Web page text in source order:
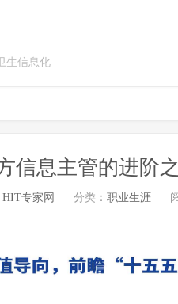
生信息化
信息主管的进阶
HIT专家网 分类： 职业生涯